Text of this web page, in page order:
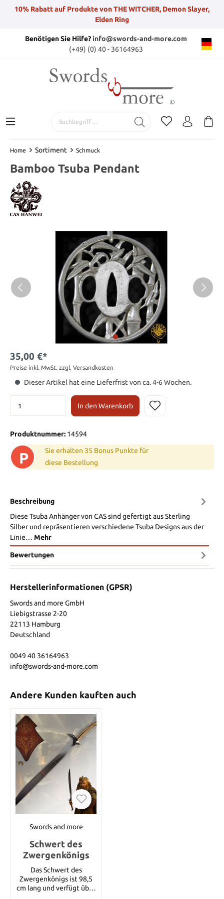
10% Rabatt auf Produkte von THE WITCHER, Demon Slayer,
Elden Ring
Benötigen Sie Hilfe?info@swords-and-more.com
(+49) (0) 40 - 36164963
Home Sortiment Schmuck
Bamboo Tsuba Pendant
35,00 €*
Preise inkl. MwSt. zzgl. Versandkosten
Dieser Artikel hat eine Lieferfrist von ca. 4-6 Wochen.
In den Warenkorb
Produktnummer: 14594
P
Sie erhalten 35 Bonus Punkte für
diese Bestellung
Beschreibung
Diese Tsuba Anhänger von CAS sind gefertigt aus Sterling
Silber und repräsentieren verschiedene Tsuba Designs aus der
Linie… Mehr
Bewertungen
Herstellerinformationen (GPSR)
Swords and more GmbH
Liebigstrasse 2-20
22113 Hamburg
Deutschland
0049 40 36164963
info@swords-and-more.com
Andere Kunden kauften auch
Swords and more
Schwert des
Zwergenkönigs
Das Schwert des
Zwergenkönigs ist 98,5
cm lang und verfügt über